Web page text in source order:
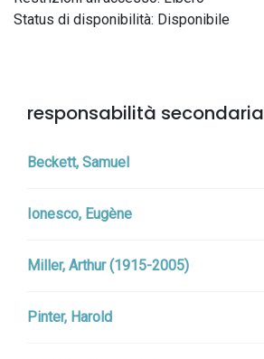
Status di disponibilità: Disponibile
responsabilità secondaria
Beckett, Samuel
Ionesco, Eugène
Miller, Arthur (1915-2005)
Pinter, Harold